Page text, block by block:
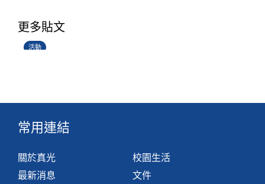
更多貼文
活動
28/06/2026
常用連結
關於真光
最新消息
校園生活
文件